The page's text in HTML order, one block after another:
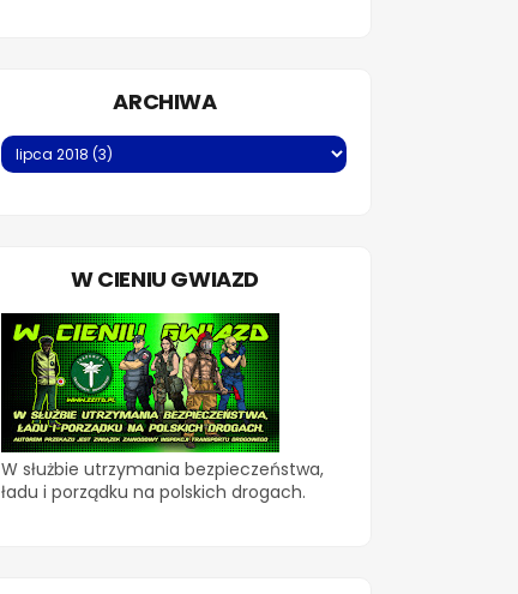
ARCHIWA
W CIENIU GWIAZD
W służbie utrzymania bezpieczeństwa,
ładu i porządku na polskich drogach.